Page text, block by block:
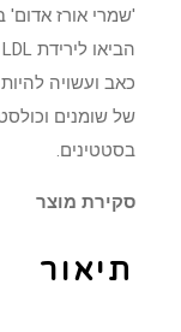
'שמרי אורז אדום'
כאב ועשויה
של שומנים
בסטטינים.
סקירת מוצר
תיאור